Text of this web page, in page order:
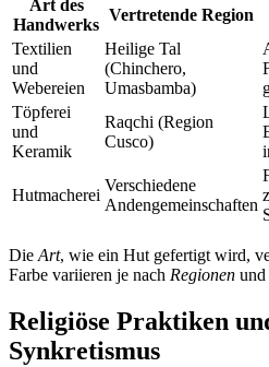
Art des
Handwerks
Vertretende Region
Textilien
und
Webereien
Heilige Tal
(Chinchero,
Umasbamba)
Töpferei
und
Keramik
Raqchi (Region
Cusco)
Hutmacherei
Verschiedene
Andengemeinschaften
Die Art, wie ein Hut gefertigt wird,
Farbe variieren je nach Regionen und
Religiöse Praktiken
Synkretismus